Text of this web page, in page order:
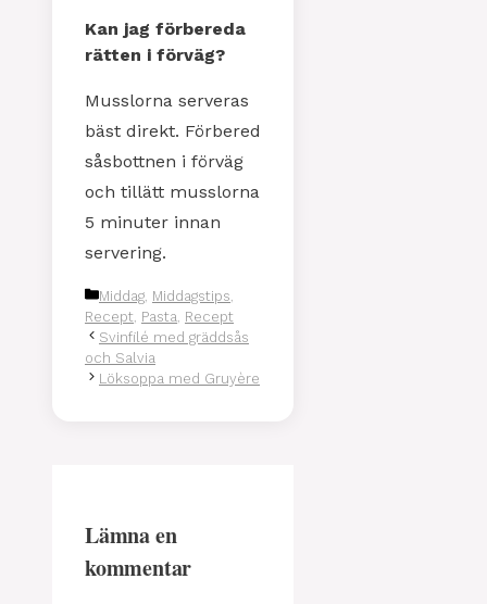
Kan jag förbereda
rätten i förväg?
Musslorna serveras
bäst direkt. Förbered
såsbottnen i förväg
och tillätt musslorna
5 minuter innan
servering.
Kategorier
Middag Middagstips
Recept Pasta Recept
Svinfilé med gräddsås
och Salvia
Löksoppa med Gruyère
Lämna en
kommentar